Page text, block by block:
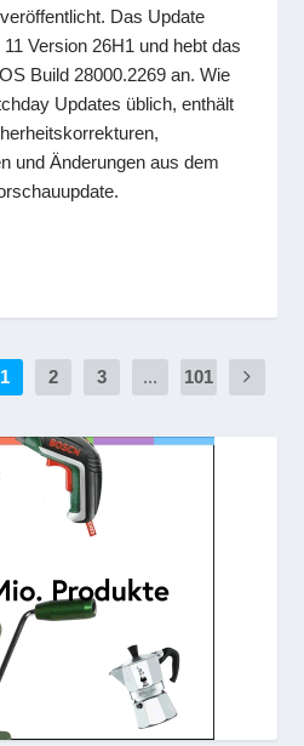
Das Update
Version 26H1 und hebt das
Build 28000.2269 an. Wie
Updates üblich, enthält
und Änderungen aus dem
1 2 3 ... 101